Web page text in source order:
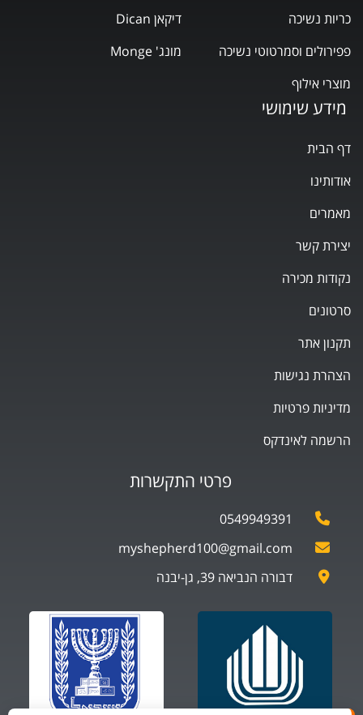
פרטי התקשרות
0549949391
myshepherd100@gmail.com
דבורה הנביאה 39, גן-יבנה
מידע שימושי
דף הבית
אודותינו
מאמרים
יצירת קשר
נקודות מכירה
סרטונים
תקנון אתר
הצהרת נגישות
מדיניות פרטיות
הרשמה לאינדקס
דיקאן Dican
מונג' Monge
כריות נשיכה
פפירולים וסמרטוטי נשיכה
מוצרי אילוף